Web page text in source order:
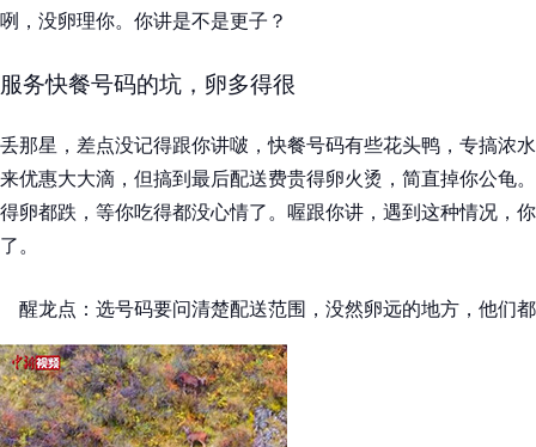
咧，没卵理你。你讲是不是更子？
服务快餐号码的坑，卵多得很
丢那星，差点没记得跟你讲啵，快餐号码有些花头鸭，专搞浓
来优惠大大滴，但搞到最后配送费贵得卵火烫，简直掉你公龟
得卵都跌，等你吃得都没心情了。喔跟你讲，遇到这种情况，
了。
醒龙点：选号码要问清楚配送范围，没然卵远的地方，他们